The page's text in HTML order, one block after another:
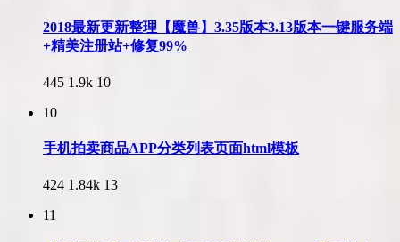
2018最新更新整理【魔兽】3.35版本3.13版本一键服务端
+精美注册站+修复99%
445 1.9k 10
10
手机拍卖商品APP分类列表页面html模板
424 1.84k 13
11